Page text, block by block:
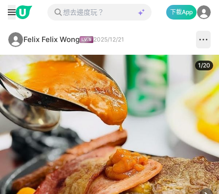
下載App
Felix Felix Wong 2025/12/21
1/20